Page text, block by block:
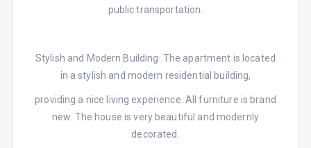
public transportation.
Stylish and Modern Building: The apartment is located
in a stylish and modern residential building,
providing a nice living experience. All furniture is brand
new. The house is very beautiful and modernly
decorated.